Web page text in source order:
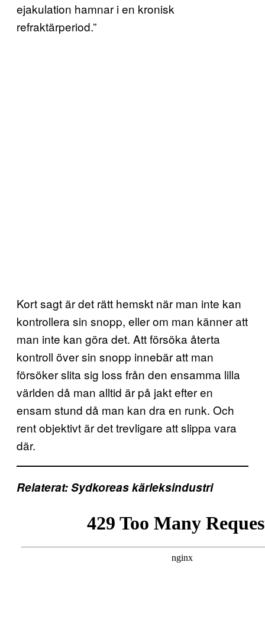
ejakulation hamnar i en kronisk
refraktärperiod.”
Kort sagt är det rätt hemskt när man inte kan
kontrollera sin snopp, eller om man känner att
man inte kan göra det. Att försöka återta
kontroll över sin snopp innebär att man
försöker slita sig loss från den ensamma lilla
världen då man alltid är på jakt efter en
ensam stund då man kan dra en runk. Och
rent objektivt är det trevligare att slippa vara
där.
Relaterat: Sydkoreas kärleksindustri